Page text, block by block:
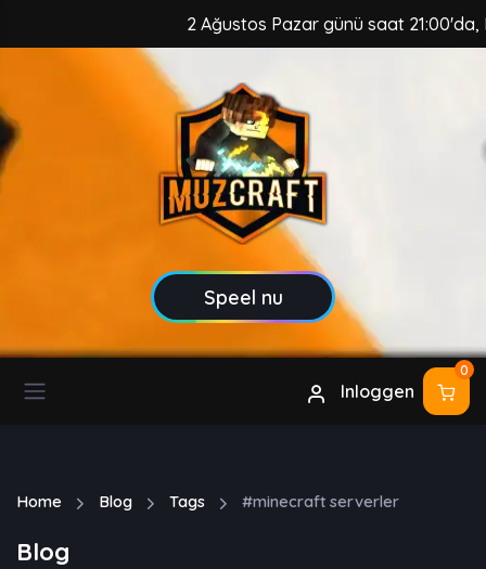
2 Ağustos Pazar günü saat 21:00'da,
Speel nu
Inloggen
0
Home Blog Tags #minecraft serverler
Blog